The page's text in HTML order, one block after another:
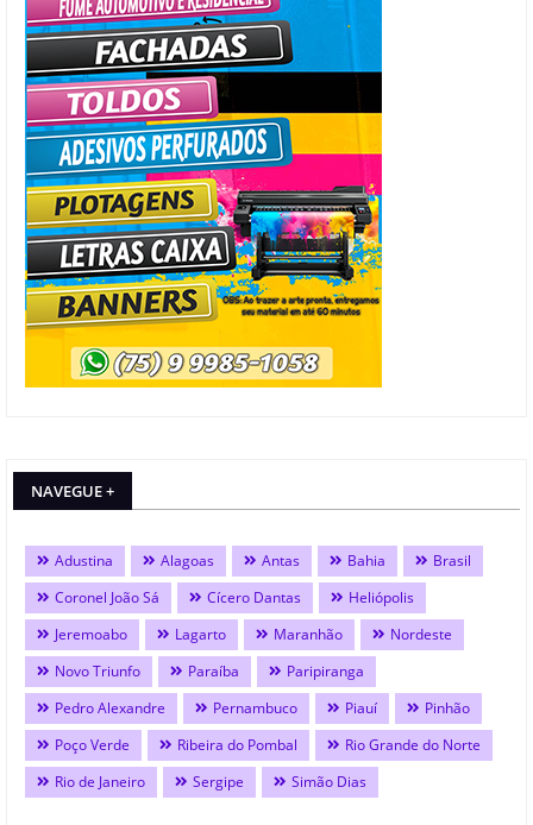
NAVEGUE +
Adustina Alagoas Antas Bahia
Brasil
Coronel João Sá
Cícero Dantas
Heliópolis
Jeremoabo
Lagarto Maranhão
Nordeste
Novo Triunfo
Paraíba
Paripiranga
Pedro Alexandre
Pernambuco Piauí
Pinhão
Poço Verde
Ribeira do Pombal
Rio Grande do Norte
Rio de Janeiro
Sergipe Simão Dias